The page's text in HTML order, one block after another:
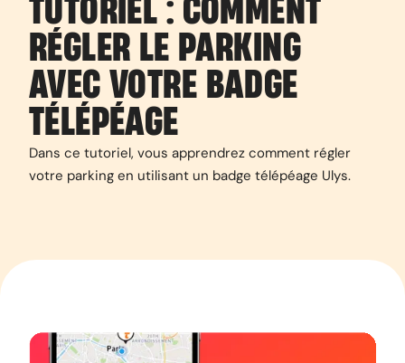
TUTORIEL : COMMENT
RÉGLER LE PARKING
AVEC VOTRE BADGE
TÉLÉPÉAGE
Dans ce tutoriel, vous apprendrez comment régler
votre parking en utilisant un badge télépéage Ulys.